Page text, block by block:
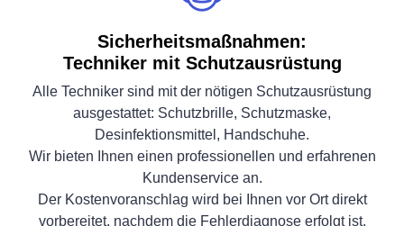
Sicherheitsmaßnahmen:
Techniker mit Schutzausrüstung
Alle Techniker sind mit der nötigen Schutzausrüstung
ausgestattet: Schutzbrille, Schutzmaske,
Desinfektionsmittel, Handschuhe.
Wir bieten Ihnen einen professionellen und erfahrenen
Kundenservice an.
Der Kostenvoranschlag wird bei Ihnen vor Ort direkt
vorbereitet, nachdem die Fehlerdiagnose erfolgt ist.